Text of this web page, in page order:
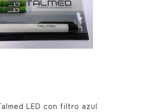
LED con filtro azul